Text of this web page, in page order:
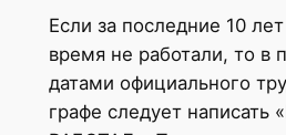
Если за последние 10
время не работали, то в
датами официального
графе следует